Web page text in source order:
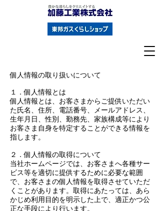
個人情報の取り扱いについて
１．個人情報とは
個人情報とは、お客さまからご提供いただい
た氏名、住所、電話番号、メールアドレス、
生年月日、性別、勤務先、家族構成等により
お客さま自身を特定することができる情報を
指します。
２．個人情報の取得について
当社ホームページでは、お客さまへ各種サー
ビス等を適切に提供するために必要な範囲
で、お客さまの個人情報を取得させていただ
くことがあります。取得にあたっては、あら
かじめ利用目的を明示した上で、適正かつ公
正な手段により行います。